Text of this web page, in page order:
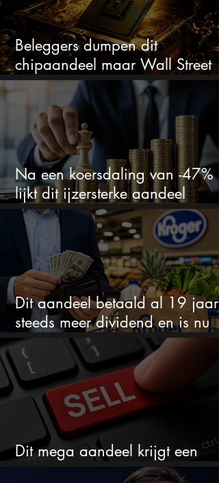
Beleggers dumpen dit
chipaandeel maar Wall Street
ziet een zeldzame koopkans
Na een koersdaling van -47%
lijkt dit ijzersterke aandeel
aantrekkelijker dan ooit
Dit aandeel betaald al 19 jaar
steeds meer dividend en is nu
goedkoop
Dit mega aandeel krijgt een
zeldzaam verkoopadvies